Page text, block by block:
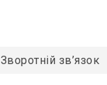
Зворотній зв’язок